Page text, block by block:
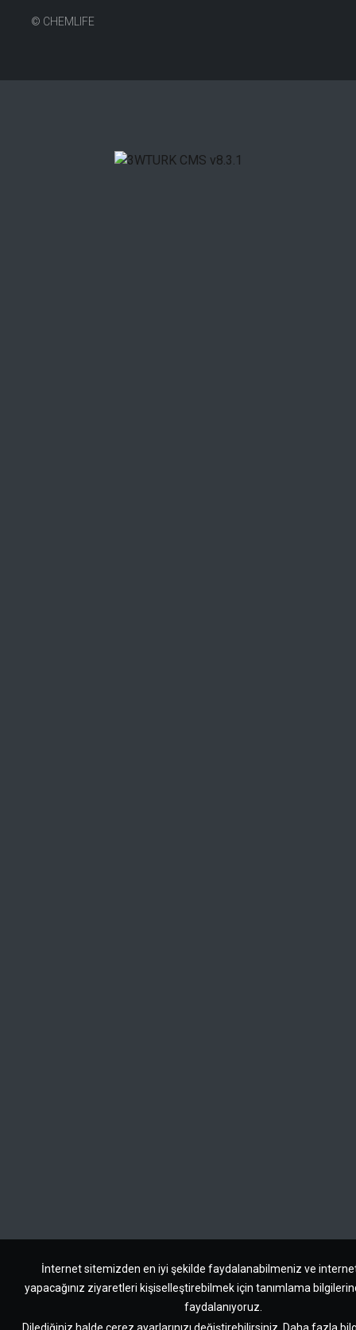
İnternet sitemizden en iyi şekilde faydalanabilmeniz ve
yapacağınız ziyaretleri kişiselleştirebilmek için tanımlama
faydalanıyoruz.
© CHEMLIFE